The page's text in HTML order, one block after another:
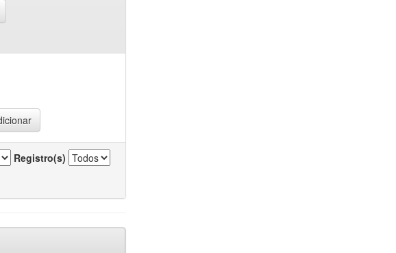
Registro(s)